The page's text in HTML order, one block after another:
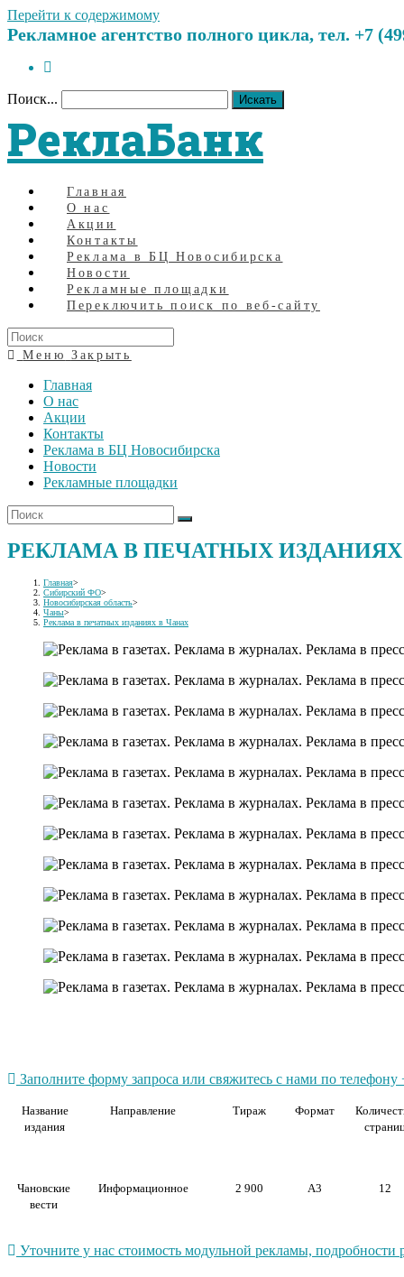
Перейти к содержимому
Рекламное агентство полного цикла, тел. +7
Поиск... Искать
РеклаБанк
Главная
О нас
Акции
Контакты
Реклама в БЦ Новосибирска
Новости
Рекламные площадки
Переключить поиск по веб-сайту
Меню Закрыть
Главная
О нас
Акции
Контакты
Реклама в БЦ Новосибирска
Новости
Рекламные площадки
РЕКЛАМА В ПЕЧАТНЫХ
Главная>
Сибирский ФО>
Новосибирская область>
Чаны>
Реклама в печатных изданиях в Чанах
Заполните форму запроса или свяжитесь с нами по
Название
издания
Направление Тираж Формат
Чановские
вести
Информационное 2 900 А3 12
Уточните у нас стоимость модульной рекламы,